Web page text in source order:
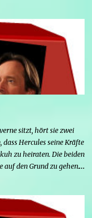
sitzt, hört sie zwei
Hercules seine Kräfte
zu heiraten. Die beiden
auf den Grund zu gehen.
sein, sondern
zu verwandeln. Mars